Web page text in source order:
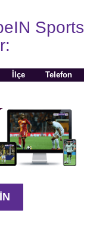
Sports
İlçe Telefon